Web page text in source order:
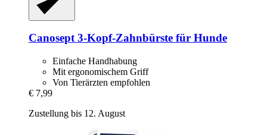
Canosept3-​Kopf-​Zahnbürste für Hunde
Einfache Handhabung
Mit ergonomischem Griff
Von Tierärzten empfohlen
€ 7,99
Zustellung bis 12. August